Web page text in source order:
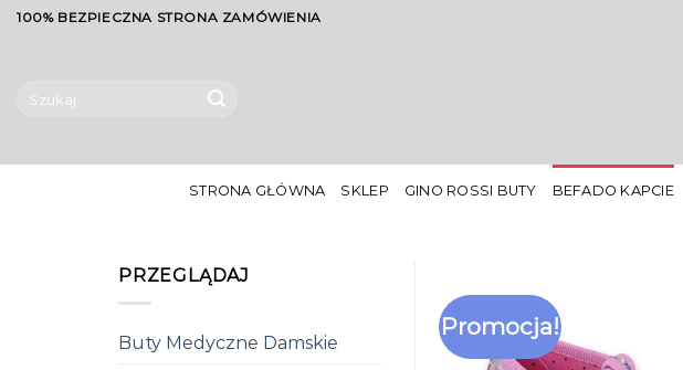
Skip100% BEZPIECZNA STRONA ZAMÓWIENIA
STRONA GŁÓWNA SKLEP GINO ROSSI BUTY BEFADO KAPCIE
PRZEGLĄDAJ
Buty Medyczne Damskie
Promocja!